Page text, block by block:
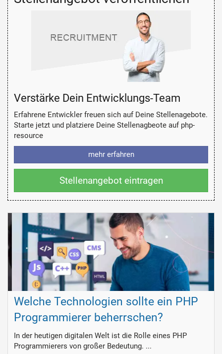
Verstärke Dein Entwicklungs-Team
Erfahrene Entwickler freuen sich auf Deine Stellenagebote.
Starte jetzt und platziere Deine Stellenagbeote auf php-
resource
mehr erfahren
Stellenangebot eintragen
Welche Technologien sollte ein PHP
Programmierer beherrschen?
In der heutigen digitalen Welt ist die Rolle eines PHP
Programmierers von großer Bedeutung. ...